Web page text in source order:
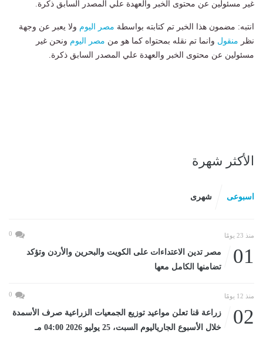
غير مسئولين عن محتوى الخبر والعهدة علي المصدر السابق ذكرة.
انتبه: مضمون هذا الخبر تم كتابته بواسطة مصر اليوم ولا يعبر عن وجهة
نظر منقول وانما تم نقله بمحتواه كما هو من مصر اليوم ونحن غير
مسئولين عن محتوى الخبر والعهدة علي المصدر السابق ذكرة.
الأكثر شهرة
اسبوعى شهرى
منذ 23 يومًا 0
01
مصر تدين الاعتداءات على الكويت والبحرين والأردن وتؤكد
تضامنها الكامل معها
منذ 12 يومًا 0
02
زراعة قنا تعلن مواعيد توزيع الجمعيات الزراعية صرف الأسمدة
خلال الأسبوع الجارياليوم السبت، 25 يوليو 2026 04:00 مـ